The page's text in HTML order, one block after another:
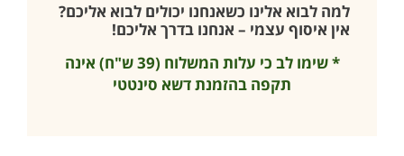
למה לבוא אלינו כשאנחנו יכולים לבוא אליכם?
אין איסוף עצמי – אנחנו בדרך אליכם!
* שימו לב כי עלות המשלוח (39 ש"ח) אינה
תקפה בהזמנת דשא סינטטי